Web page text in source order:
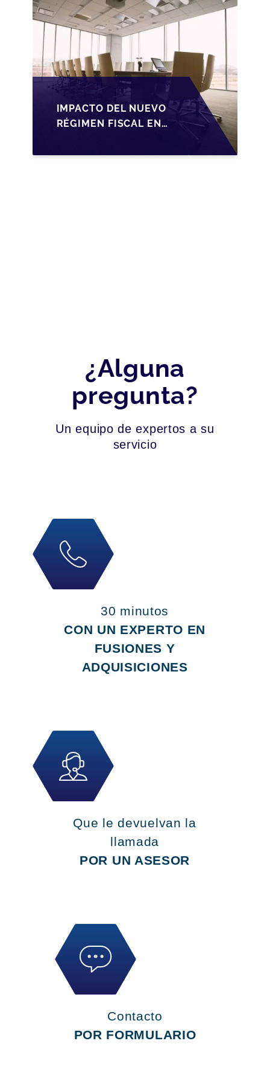
IMPACTO DEL NUEVO
RÉGIMEN FISCAL EN
PYMES EN ESPAÑA
¿Alguna
pregunta?
Un equipo de expertos a su
servicio
30 minutos
CON UN EXPERTO EN
FUSIONES Y
ADQUISICIONES
Que le devuelvan la
llamada
POR UN ASESOR
Contacto
POR FORMULARIO